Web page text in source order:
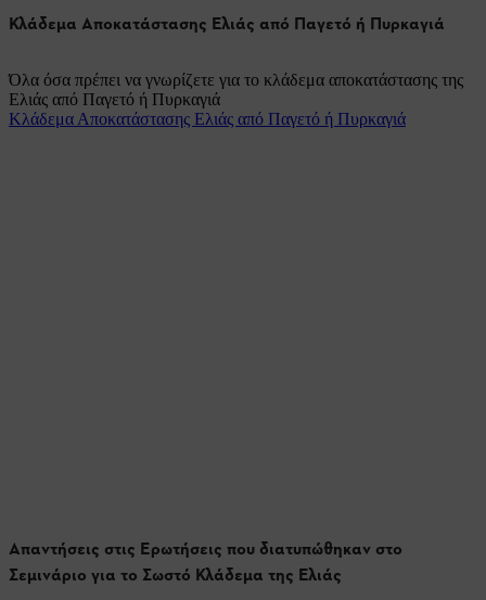
Κλάδεμα Αποκατάστασης Ελιάς από Παγετό ή Πυρκαγιά
Όλα όσα πρέπει να γνωρίζετε για το κλάδεμα αποκατάστασης της
Ελιάς από Παγετό ή Πυρκαγιά
Κλάδεμα Αποκατάστασης Ελιάς από Παγετό ή Πυρκαγιά
Απαντήσεις στις Ερωτήσεις που διατυπώθηκαν στο
Σεμινάριο για το Σωστό Κλάδεμα της Ελιάς